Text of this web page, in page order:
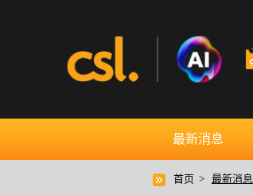
最新消息
首页 > 最新消息